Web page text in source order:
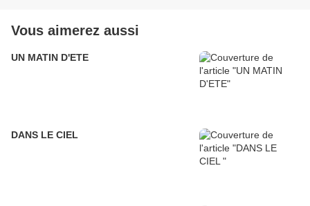
Vous aimerez aussi
UN MATIN D'ETE
DANS LE CIEL